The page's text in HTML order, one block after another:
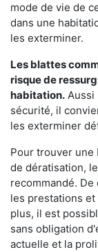
mode de vie de
dans une
les exterminer.
Les blattes
risque de
habitation. Aussi
sécurité, il
les exterminer
Pour trouver
de dératisation,
recommandé.
les prestations
plus, il est
sans obligation
actuelle et la